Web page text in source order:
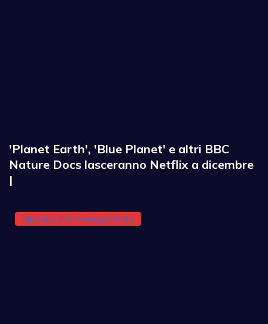
'Planet Earth', 'Blue Planet' e altri BBC
Nature Docs lasceranno Netflix a dicembre
|
Riproduci In Streaming O Salta